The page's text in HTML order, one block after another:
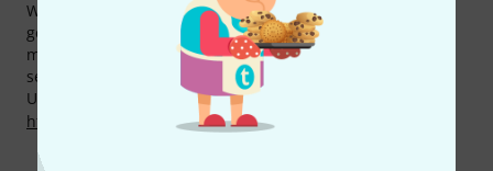
We bieden voor Valeton producten ook onze 30 dagen
geld-terug-garantie, drie jaar Thomann garantie en nog
meer extra services zoals gekwalificeerde specialisten ,
service on site etc.
U kunt meer informatie over de fabrikant vinden op
http://www.valeton.net